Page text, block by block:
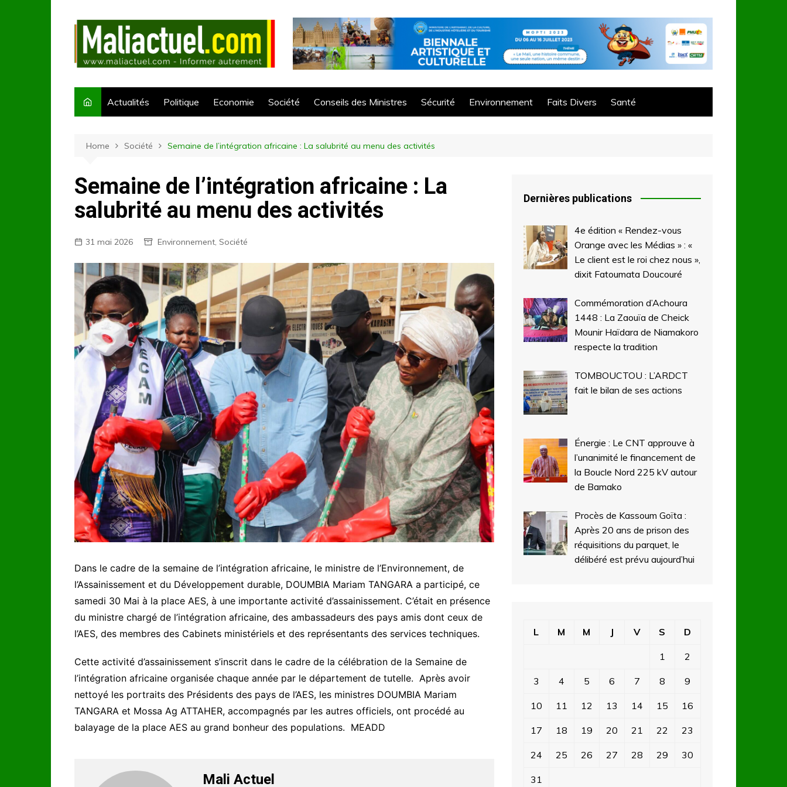
Actualités Politique Economie Société Conseils des Ministres Sécurité Environnement Faits Divers Santé
Home Société Semaine de l’intégration africaine : La salubrité au menu des activités
Semaine de l’intégration africaine : La
salubrité au menu des activités
31 mai 2026 Environnement Société
Dans le cadre de la semaine de l’intégration africaine, le ministre de l’Environnement, de
l’Assainissement et du Développement durable, DOUMBIA Mariam TANGARA a participé, ce
samedi 30 Mai à la place AES, à une importante activité d’assainissement. C’était en présence
du ministre chargé de l’intégration africaine, des ambassadeurs des pays amis dont ceux de
l’AES, des membres des Cabinets ministériels et des représentants des services techniques.
Cette activité d’assainissement s’inscrit dans le cadre de la célébration de la Semaine de
l’intégration africaine organisée chaque année par le département de tutelle. Après avoir
nettoyé les portraits des Présidents des pays de l’AES, les ministres DOUMBIA Mariam
TANGARA et Mossa Ag ATTAHER, accompagnés par les autres officiels, ont procédé au
balayage de la place AES au grand bonheur des populations. MEADD
Mali Actuel
Dernières publications
4e édition « Rendez-vous
Orange avec les Médias » : «
Le client est le roi chez nous »,
dixit Fatoumata Doucouré
Commémoration d’Achoura
1448 : La Zaouïa de Cheick
Mounir Haïdara de Niamakoro
respecte la tradition
TOMBOUCTOU : L’ARDCT
fait le bilan de ses actions
Énergie : Le CNT approuve à
l’unanimité le financement de
la Boucle Nord 225 kV autour
de Bamako
Procès de Kassoum Goïta :
Après 20 ans de prison des
réquisitions du parquet, le
délibéré est prévu aujourd’hui
L M M J V S D
1 2
3 4 5 6 7 8 9
10 11 12 13 14 15 16
17 18 19 20 21 22 23
24 25 26 27 28 29 30
31